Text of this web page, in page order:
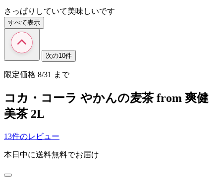
さっぱりしていて美味しいです
すべて表示
次の10件
限定価格 8/31 まで
コカ・コーラ やかんの麦茶 from 爽健
美茶 2L
13件のレビュー
本日中に送料無料でお届け